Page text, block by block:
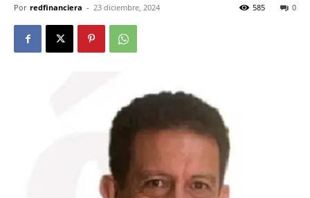
Por redfinanciera - 23 diciembre, 2024 0
585